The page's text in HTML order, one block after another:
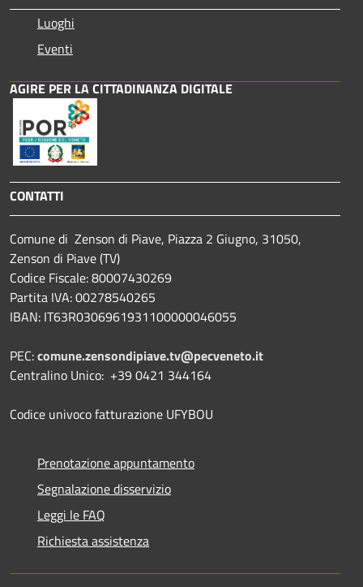
Luoghi
Eventi
AGIRE PER LA CITTADINANZA DIGITALE
CONTATTI
Comune di Zenson di Piave, Piazza 2 Giugno, 31050,
Zenson di Piave (TV)
Codice Fiscale: 80007430269
Partita IVA: 00278540265
IBAN: IT63R0306961931100000046055
PEC:comune.zensondipiave.tv@pecveneto.it
Centralino Unico: +39 0421 344164
Codice univoco fatturazione UFYBOU
Prenotazione appuntamento
Segnalazione disservizio
Leggi le FAQ
Richiesta assistenza